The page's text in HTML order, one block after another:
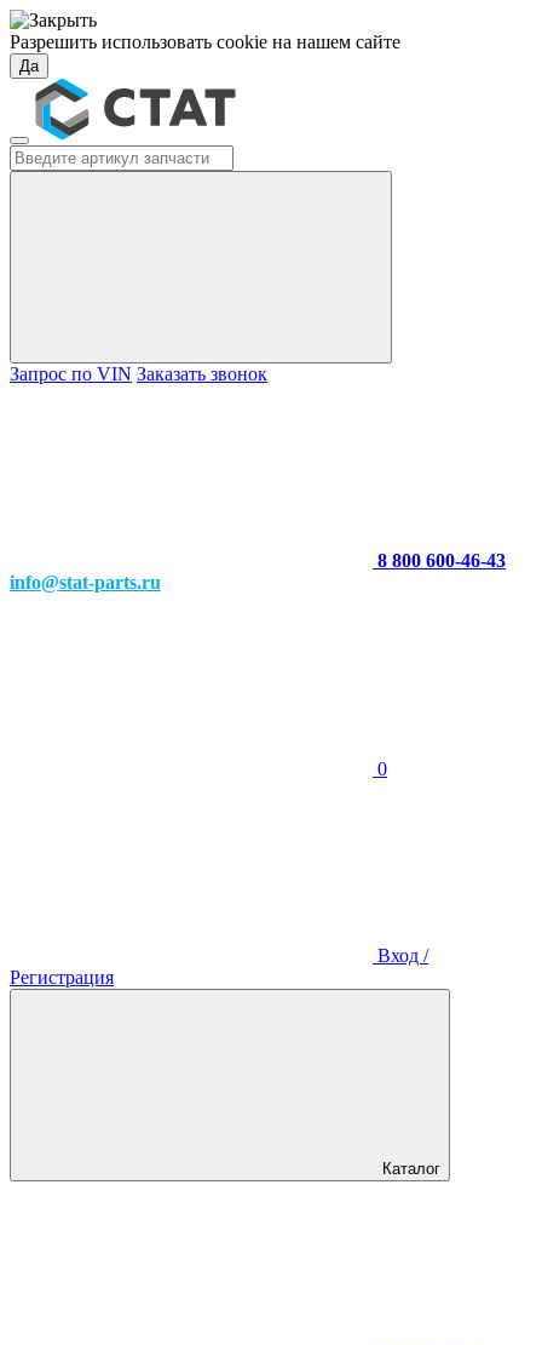
Разрешить использовать cookie на нашем сайте
Да
Запрос по VIN Заказать звонок
8 800 600-46-43
info@stat-parts.ru
0
Вход /
Регистрация
Каталог